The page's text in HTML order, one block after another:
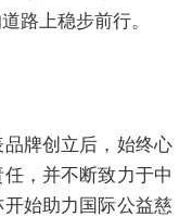
路上稳步前行。
牌创立后，始终心
，并不断致力于中
始助力国际公益慈